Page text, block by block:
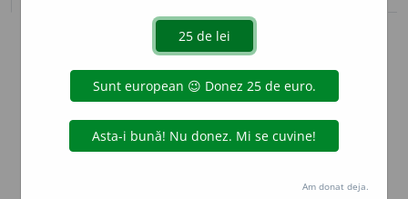
info
Aceste definiții sunt compilate de
echipa dexonline. Definițiile
originale se află pe filadefiniții.
preferințe
Am donat deja.